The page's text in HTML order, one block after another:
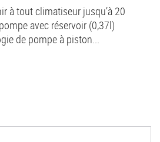
à tout climatiseur jusqu’à 20
avec réservoir (0,37l)
de pompe à piston...